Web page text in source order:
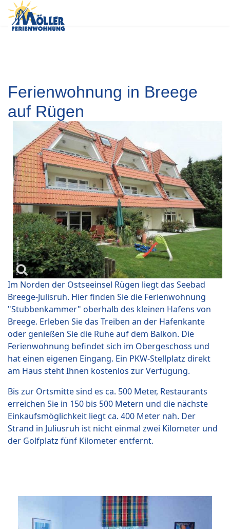
Ferienwohnung in Breege
auf Rügen
Im Norden der Ostseeinsel Rügen liegt das Seebad
Breege-Julisruh. Hier finden Sie die Ferienwohnung
"Stubbenkammer" oberhalb des kleinen Hafens von
Breege. Erleben Sie das Treiben an der Hafenkante
oder genießen Sie die Ruhe auf dem Balkon. Die
Ferienwohnung befindet sich im Obergeschoss und
hat einen eigenen Eingang. Ein PKW-Stellplatz direkt
am Haus steht Ihnen kostenlos zur Verfügung.
Bis zur Ortsmitte sind es ca. 500 Meter, Restaurants
erreichen Sie in 150 bis 500 Metern und die nächste
Einkaufsmöglichkeit liegt ca. 400 Meter nah. Der
Strand in Juliusruh ist nicht einmal zwei Kilometer und
der Golfplatz fünf Kilometer entfernt.